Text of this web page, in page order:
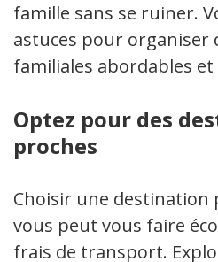
famille sans se ruiner.
astuces pour organiser
familiales abordables
Optez pour des
proches
Choisir une destination
vous peut vous faire
frais de transport.